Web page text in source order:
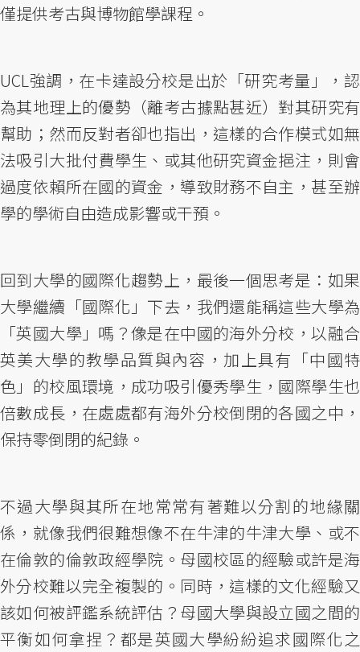
僅提供考古與博物館學課程。
UCL強調，在卡達設分校是出於「研究考量」，認
為其地理上的優勢（離考古據點甚近）對其研究有
幫助；然而反對者卻也指出，這樣的合作模式如無
法吸引大批付費學生、或其他研究資金挹注，則會
過度依賴所在國的資金，導致財務不自主，甚至辦
學的學術自由造成影響或干預。
回到大學的國際化趨勢上，最後一個思考是：如果
大學繼續「國際化」下去，我們還能稱這些大學為
「英國大學」嗎？像是在中國的海外分校，以融合
英美大學的教學品質與內容，加上具有「中國特
色」的校風環境，成功吸引優秀學生，國際學生也
倍數成長，在處處都有海外分校倒閉的各國之中，
保持零倒閉的紀錄。
不過大學與其所在地常常有著難以分割的地緣關
係，就像我們很難想像不在牛津的牛津大學、或不
在倫敦的倫敦政經學院。母國校區的經驗或許是海
外分校難以完全複製的。同時，這樣的文化經驗又
該如何被評鑑系統評估？母國大學與設立國之間的
平衡如何拿捏？都是英國大學紛紛追求國際化之